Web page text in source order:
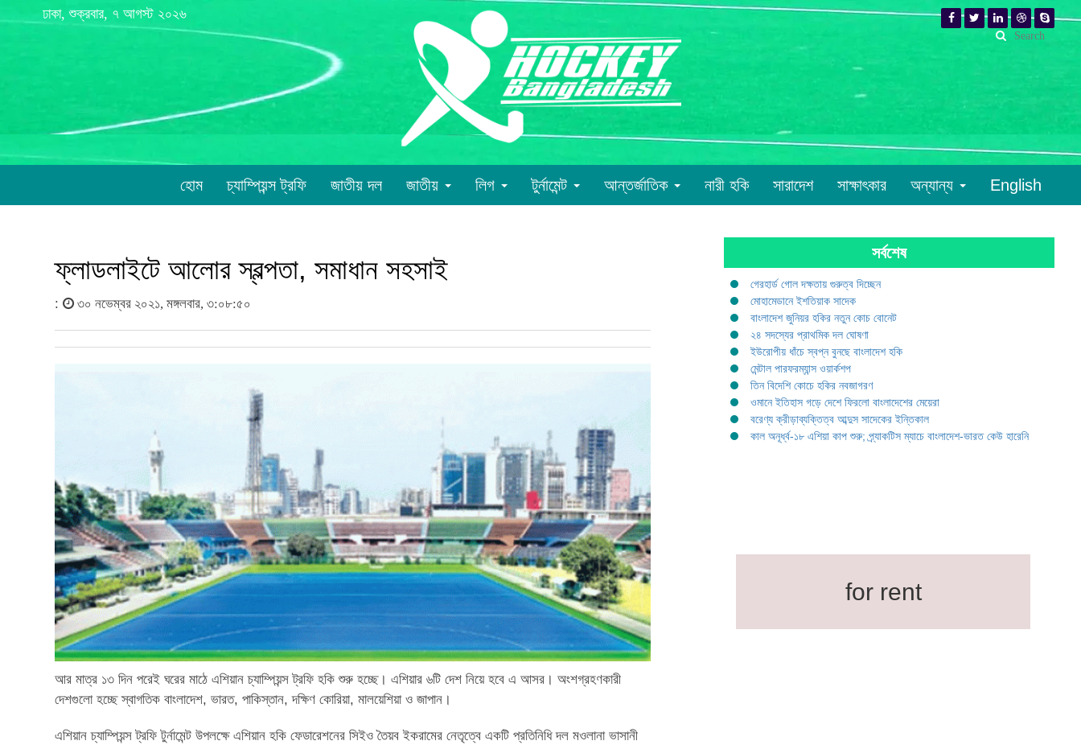
ঢাকা, শুক্রবার, ৭ আগস্ট ২০২৬
হোম চ্যাম্পিয়ন্স ট্রফি জাতীয় দল জাতীয় লিগ টুর্নামেন্ট আন্তর্জাতিক নারী হকি সারাদেশ সাক্ষাৎকার অন্যান্য English
ফ্লাডলাইটে আলোর স্বল্পতা, সমাধান সহসাই
: ৩০ নভেম্বর ২০২১, মঙ্গলবার, ৩:০৮:৫০
আর মাত্র ১৩ দিন পরেই ঘরের মাঠে এশিয়ান চ্যাম্পিয়ন্স ট্রফি হকি শুরু হচ্ছে। এশিয়ার ৬টি দেশ নিয়ে হবে এ আসর। অংশগ্রহণকারী
দেশগুলো হচ্ছে স্বাগতিক বাংলাদেশ, ভারত, পাকিস্তান, দক্ষিণ কোরিয়া, মালয়েশিয়া ও জাপান।
এশিয়ান চ্যাম্পিয়ন্স ট্রফি টুর্নামেন্ট উপলক্ষে এশিয়ান হকি ফেডারেশনের সিইও তৈয়ব ইকরামের নেতৃত্বে একটি প্রতিনিধি দল মওলানা ভাসানী
সর্বশেষ
গেরহার্ড গোল দক্ষতায় গুরুত্ব দিচ্ছেন
মোহামেডানে ইশতিয়াক সাদেক
বাংলাদেশ জুনিয়র হকির নতুন কোচ বোনেট
২৪ সদস্যের প্রাথমিক দল ঘোষণা
ইউরোপীয় ধাঁচে স্বপ্ন বুনছে বাংলাদেশ হকি
মেন্টাল পারফরম্যান্স ওয়ার্কশপ
তিন বিদেশি কোচে হকির নবজাগরণ
ওমানে ইতিহাস গড়ে দেশে ফিরলো বাংলাদেশের মেয়েরা
বরেণ্য ক্রীড়াব্যক্তিত্ব আব্দুস সাদেকের ইন্তিকাল
কাল অনূর্ধ্ব-১৮ এশিয়া কাপ শুরু; প্র্যাকটিস ম্যাচে বাংলাদেশ-ভারত কেউ হারেনি
for rent